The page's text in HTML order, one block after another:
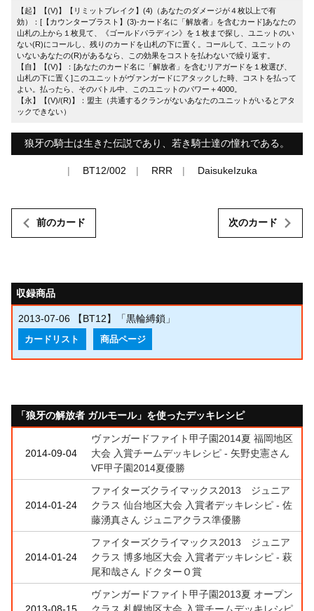
【起】【(V)】【リミットブレイク】(4)（あなたのダメージが４枚以上で有
効）：[【カウンターブラスト】(3)-カード名に「解放者」を含むカード]あなたの
山札の上から１枚見て、《ゴールドパラディン》を１枚まで探し、ユニットのい
ない(R)にコールし、残りのカードを山札の下に置く。コールして、ユニットの
いないあなたの(R)があるなら、この効果をコストを払わないで繰り返す。
【自】【(V)】：[あなたのカード名に「解放者」を含むリアガードを１枚選び、
山札の下に置く]このユニットがヴァンガードにアタックした時、コストを払って
よい。払ったら、そのバトル中、このユニットのパワー＋4000。
【永】【(V)/(R)】：盟主（共通するクランがないあなたのユニットがいるとアタ
ックできない）
狼牙の騎士は生きた伝説であり、若き騎士達の憧れである。
BT12/002 RRR DaisukeIzuka
前のカード 次のカード
収録商品
2013-07-06 【BT12】「黒輪縛鎖」
カードリスト 商品ページ
「狼牙の解放者 ガルモール」を使ったデッキレシピ
2014-09-04
ヴァンガードファイト甲子園2014夏 福岡地区
大会 入賞チームデッキレシピ - 矢野史憲さん
VF甲子園2014夏優勝
2014-01-24
ファイターズクライマックス2013 ジュニア
クラス 仙台地区大会 入賞者デッキレシピ - 佐
藤湧真さん ジュニアクラス準優勝
2014-01-24
ファイターズクライマックス2013 ジュニア
クラス 博多地区大会 入賞者デッキレシピ - 萩
尾和哉さん ドクターＯ賞
2013-08-15
ヴァンガードファイト甲子園2013夏 オープン
クラス 札幌地区大会 入賞チームデッキレシピ